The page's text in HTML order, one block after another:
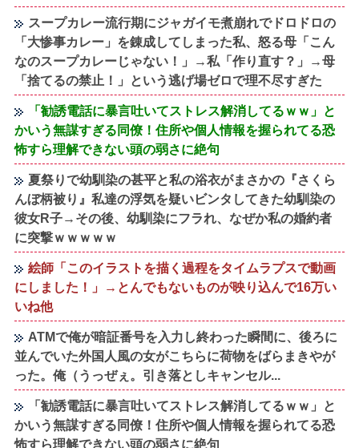
スープカレー流行期にジャガイモ煮崩れでドロドロの
「大惨事カレー」を錬成してしまった私、怒る母「こん
なのスープカレーじゃない！」→私「作り直す？」→母
「捨てるの禁止！」という逃げ場ゼロで理不尽すぎた
「勧誘電話に暴言吐いてストレス解消してるｗｗ」と
かいう無謀すぎる同僚！住所や個人情報を握られてる恐
怖すら理解できない頭の弱さに絶句
夏祭りで幼馴染の甚平と私の浴衣がまさかの『さくら
んぼ柄被り』私達の浮気を疑いビンタしてきた幼馴染の
彼女R子→その後、幼馴染にフラれ、なぜか私の婚約者
に突撃ｗｗｗｗｗ
絵師「このイラストを描く過程をタイムラプスで動画
にしました！」→とんでもないものが映り込んで16万い
いね他
ATMで俺が暗証番号を入力し終わった瞬間に、後ろに
並んでいた外国人風の女がこちらに荷物をばらまきやが
った。俺（うっぜぇ。引き落としキャンセル...
「勧誘電話に暴言吐いてストレス解消してるｗｗ」と
かいう無謀すぎる同僚！住所や個人情報を握られてる恐
怖すら理解できない頭の弱さに絶句